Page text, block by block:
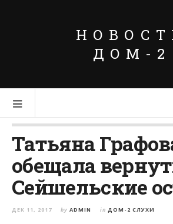
ДОМ-2
Татьяна
обещала
Сейшельские
ДЕК 11, 2017 by ADMIN in ДОМ-2 СЛУХИ